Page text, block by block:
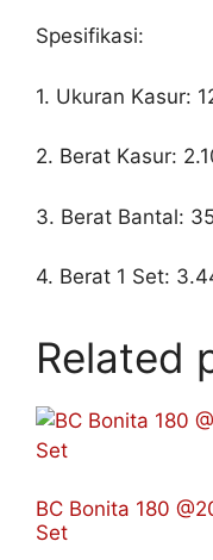
Spesifikasi:
1. Ukuran Kasur:
2. Berat Kasur:
3. Berat Bantal:
4. Berat 1 Set:
Related
BC Bonita 180
Set